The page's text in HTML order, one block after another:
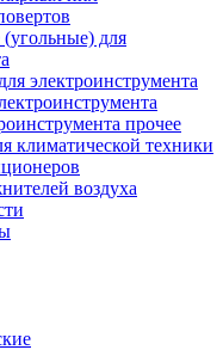
для
электроинструмента
прочее
климатической техники
воздуха